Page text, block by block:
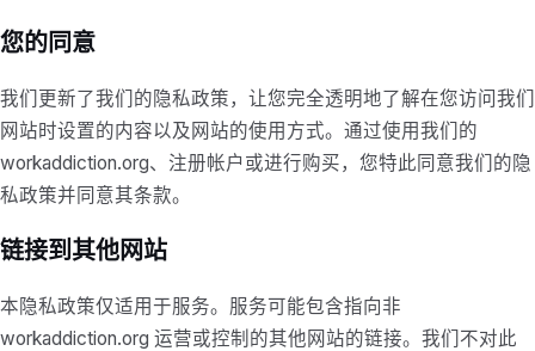
您的同意
我们更新了我们的隐私政策，让您完全透明地了解在您访问我们
网站时设置的内容以及网站的使用方式。通过使用我们的
workaddiction.org、注册帐户或进行购买，您特此同意我们的隐
私政策并同意其条款。
链接到其他网站
本隐私政策仅适用于服务。服务可能包含指向非
workaddiction.org 运营或控制的其他网站的链接。我们不对此